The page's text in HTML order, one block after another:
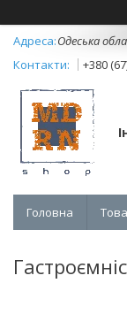
Одеська
+380
Головна